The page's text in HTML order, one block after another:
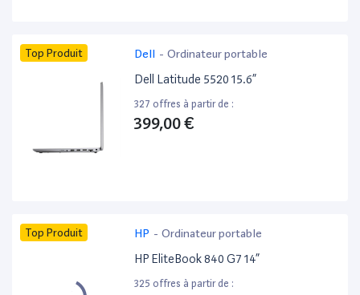
Top Produit Dell - Ordinateur portable
Dell Latitude 5520 15.6”
327 offres à partir de :
399,00 €
Top Produit HP - Ordinateur portable
HP EliteBook 840 G7 14”
325 offres à partir de :